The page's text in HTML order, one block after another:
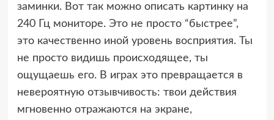
заминки. Вот так можно описать картинку на
240 Гц мониторе. Это не просто “быстрее”,
это качественно иной уровень восприятия. Ты
не просто видишь происходящее, ты
ощущаешь его. В играх это превращается в
невероятную отзывчивость: твои действия
мгновенно отражаются на экране,